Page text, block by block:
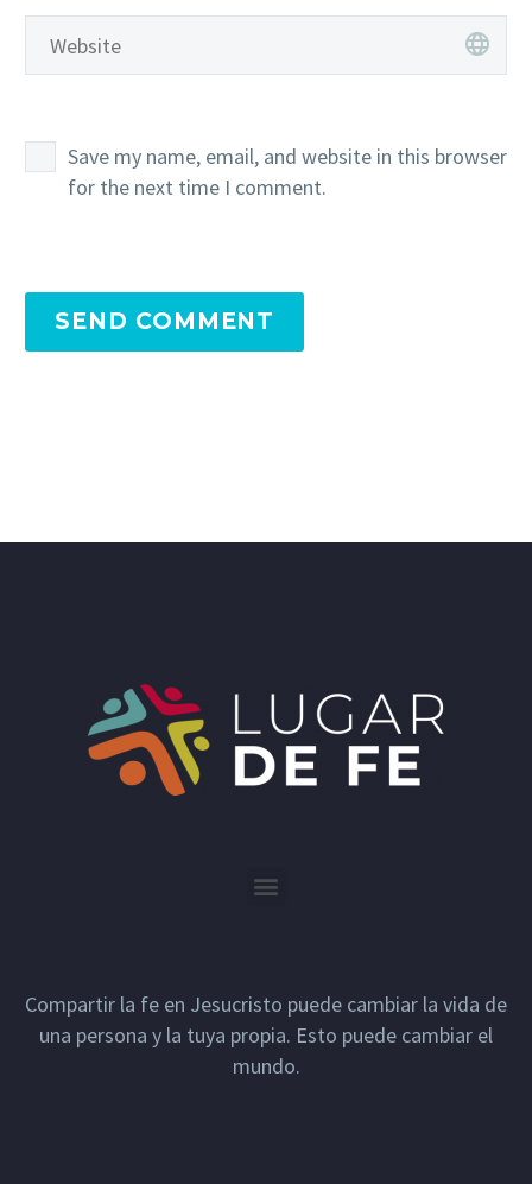
Save my name, email, and website in this browser
for the next time I comment.
SEND COMMENT
Compartir la fe en Jesucristo puede cambiar la vida de
una persona y la tuya propia. Esto puede cambiar el
mundo.